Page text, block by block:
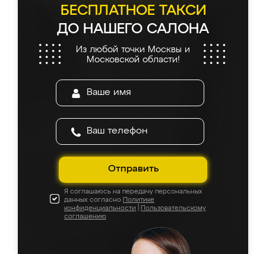
БЕСПЛАТНОЕ ТАКСИ
ДО НАШЕГО САЛОНА
Из любой точки Москвы и
Московской области!
Отправить
Я соглашаюсь на передачу персональных
данных согласно Политике
конфиденциальности
Пользовательскому
соглашению